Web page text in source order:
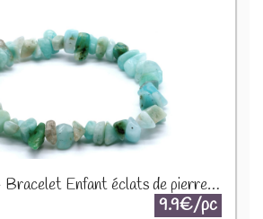
Amazonite 'A' - Bracelet Enfant éclats de pierres BRC-AMZX
9.9€/pc